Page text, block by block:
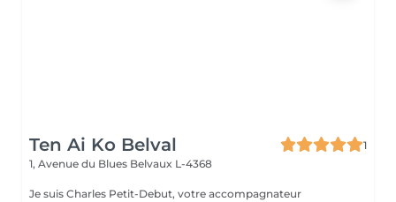
Ten Ai Ko Belval
1
1, Avenue du Blues Belvaux L-4368
Je suis Charles Petit-Debut, votre accompagnateur